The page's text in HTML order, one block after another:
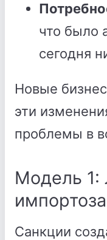
что было
сегодня
Новые
эти
проблемы в
Модель 1:
Санкции